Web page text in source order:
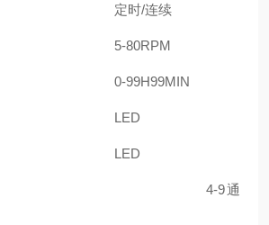
定时/连续
9通